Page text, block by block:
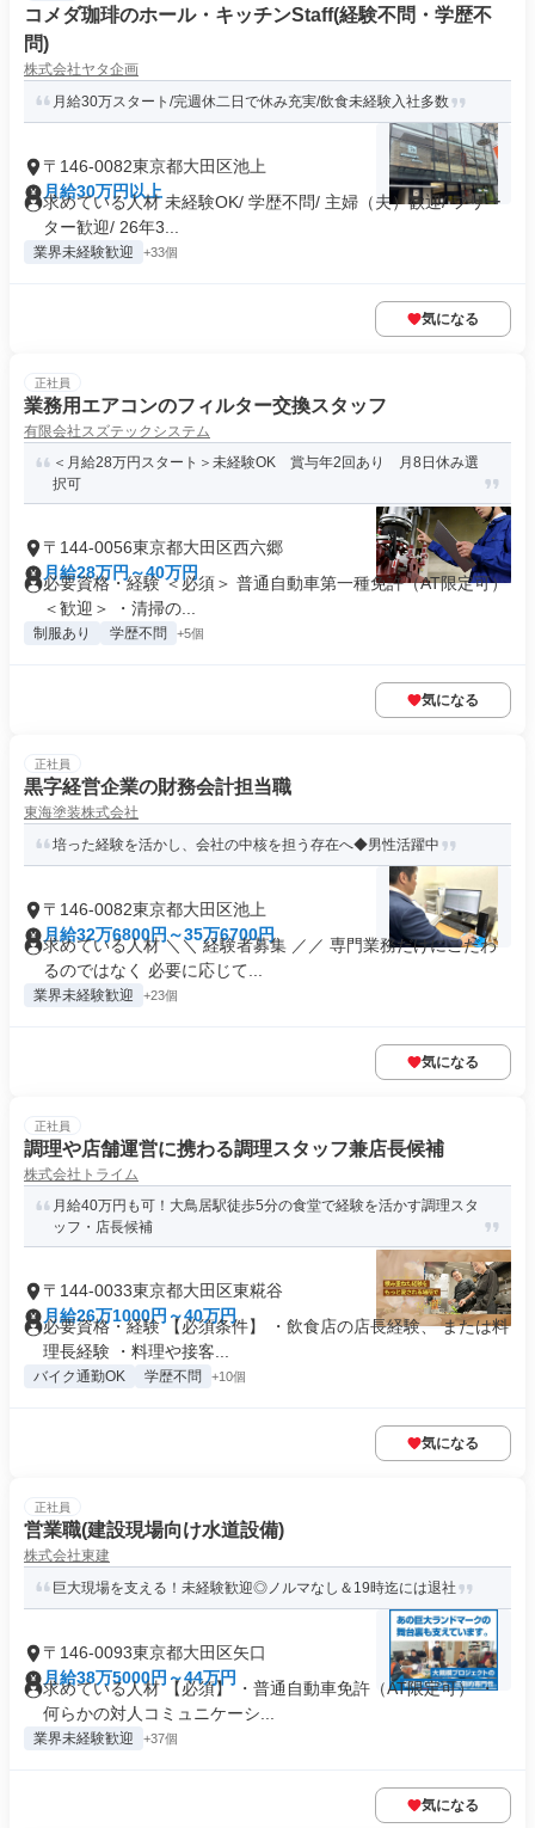
コメダ珈琲のホール・キッチンStaff(経験不問・学歴不
問)
株式会社ヤタ企画
月給30万スタート/完週休二日で休み充実/飲食未経験入社多数
〒146-0082東京都大田区池上
月給30万円以上
求めている人材 未経験OK/ 学歴不問/ 主婦（夫）歓迎/ フリー
ター歓迎/ 26年3...
業界未経験歓迎 +33個
気になる
正社員
業務用エアコンのフィルター交換スタッフ
有限会社スズテックシステム
＜月給28万円スタート＞未経験OK 賞与年2回あり 月8日休み選
択可
〒144-0056東京都大田区西六郷
月給28万円～40万円
必要資格・経験 ＜必須＞ 普通自動車第一種免許（AT限定可）
＜歓迎＞ ・清掃の...
制服あり 学歴不問 +5個
気になる
正社員
黒字経営企業の財務会計担当職
東海塗装株式会社
培った経験を活かし、会社の中核を担う存在へ◆男性活躍中
〒146-0082東京都大田区池上
月給32万6800円～35万6700円
求めている人材 ＼＼ 経験者募集 ／／ 専門業務だけにこだわ
るのではなく 必要に応じて...
業界未経験歓迎 +23個
気になる
正社員
調理や店舗運営に携わる調理スタッフ兼店長候補
株式会社トライム
月給40万円も可！大鳥居駅徒歩5分の食堂で経験を活かす調理スタ
ッフ・店長候補
〒144-0033東京都大田区東糀谷
月給26万1000円～40万円
必要資格・経験 【必須条件】 ・飲食店の店長経験、 または料
理長経験 ・料理や接客...
バイク通勤OK 学歴不問 +10個
気になる
正社員
営業職(建設現場向け水道設備)
株式会社東建
巨大現場を支える！未経験歓迎◎ノルマなし＆19時迄には退社
〒146-0093東京都大田区矢口
月給38万5000円～44万円
求めている人材 【必須】 ・普通自動車免許（AT限定可） ・
何らかの対人コミュニケーシ...
業界未経験歓迎 +37個
気になる